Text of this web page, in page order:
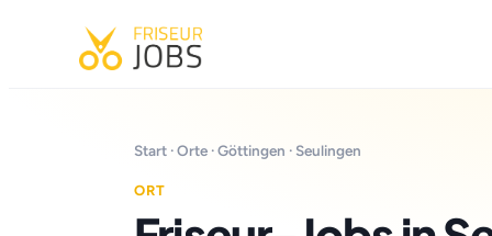
Start ·Orte ·Göttingen · Seulingen
ORT